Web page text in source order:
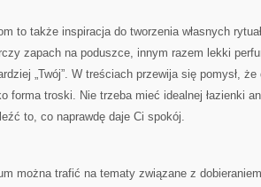
to także inspiracja do tworzenia własnych
zapach na poduszce, innym razem lekki
„Twój”. W treściach przewija się pomysł,
forma troski. Nie trzeba mieć idealnej łazienki
to, co naprawdę daje Ci spokój.
można trafić na tematy związane z